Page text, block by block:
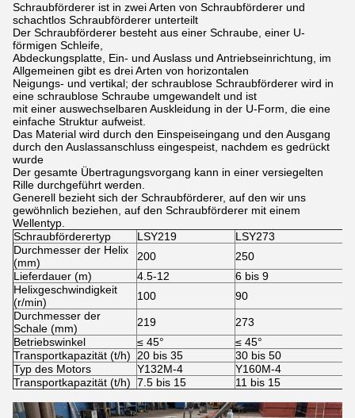
Schraubförderer ist in zwei Arten von Schraubförderer und
schachtlos Schraubförderer unterteilt
Der Schraubförderer besteht aus einer Schraube, einer U-
förmigen Schleife,
Abdeckungsplatte, Ein- und Auslass und Antriebseinrichtung, im
Allgemeinen gibt es drei Arten von horizontalen
Neigungs- und vertikal; der schraublose Schraubförderer wird in
eine schraublose Schraube umgewandelt und ist
mit einer auswechselbaren Auskleidung in der U-Form, die eine
einfache Struktur aufweist.
Das Material wird durch den Einspeiseingang und den Ausgang
durch den Auslassanschluss eingespeist, nachdem es gedrückt
wurde
Der gesamte Übertragungsvorgang kann in einer versiegelten
Rille durchgeführt werden.
Generell bezieht sich der Schraubförderer, auf den wir uns
gewöhnlich beziehen, auf den Schraubförderer mit einem
Wellentyp.
Schraubförderertyp
LSY219 LSY273
Durchmesser der Helix
(mm)
200 250
Lieferdauer (m)
4.5-12 6 bis 9
Helixgeschwindigkeit
(r/min)
100 90
Durchmesser der
Schale (mm)
219 273
Betriebswinkel
≤ 45° ≤ 45°
Transportkapazität (t/h)
20 bis 35 30 bis 50
Typ des Motors
Y132M-4 Y160M-4
Transportkapazität (t/h) 7.5 bis 15 11 bis 15